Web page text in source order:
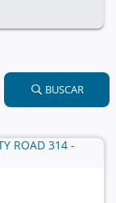
BUSCAR